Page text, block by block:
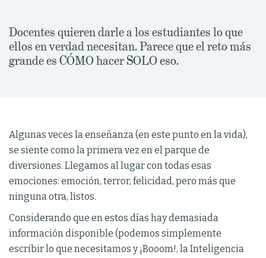
Docentes quieren darle a los estudiantes lo que
ellos en verdad necesitan. Parece que el reto más
grande es CÓMO hacer SOLO eso.
Algunas veces la enseñanza (en este punto en la vida),
se siente como la primera vez en el parque de
diversiones. Llegamos al lugar con todas esas
emociones: emoción, terror, felicidad, pero más que
ninguna otra, listos.
Considerando que en estos días hay demasiada
información disponible (podemos simplemente
escribir lo que necesitamos y ¡Booom!, la Inteligencia